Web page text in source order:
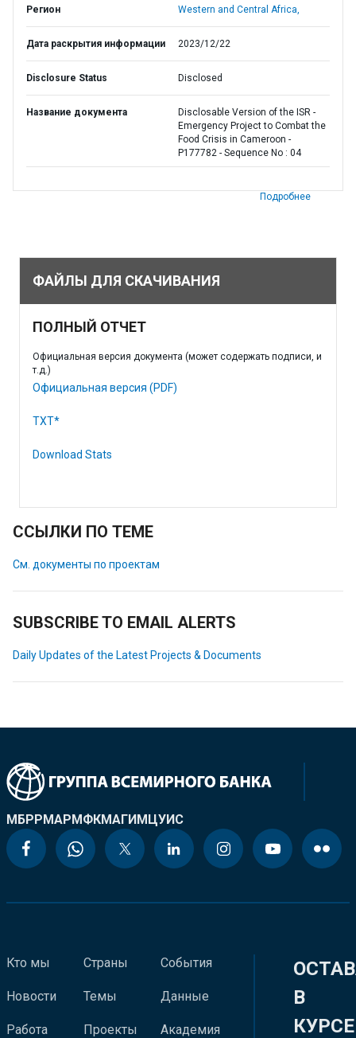
Регион Western and Central Africa,
Дата раскрытия информации 2023/12/22
Disclosure Status Disclosed
Название документа
Disclosable Version of the ISR -
Emergency Project to Combat the
Food Crisis in Cameroon -
P177782 - Sequence No : 04
Подробнее
ФАЙЛЫ ДЛЯ СКАЧИВАНИЯ
ПОЛНЫЙ ОТЧЕТ
Официальная версия документа (может содержать подписи, и
т.д.)
Официальная версия (PDF)
TXT*
Download Stats
ССЫЛКИ ПО ТЕМЕ
См. документы по проектам
SUBSCRIBE TO EMAIL ALERTS
Daily Updates of the Latest Projects & Documents
МБРРМАРМФКМАГИМЦУИС
Кто мы
Новости
Работа
Страны
Темы
Проекты
События
Данные
Академия
В
КУРСЕ